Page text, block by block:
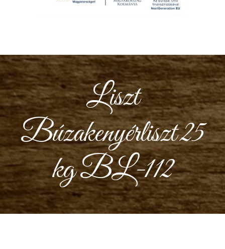
Liszt
Búzakenyérliszt 25
kg BL-112